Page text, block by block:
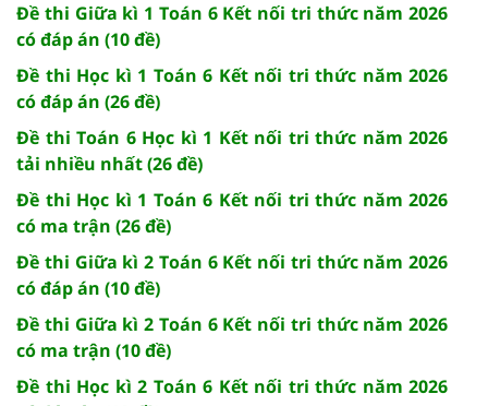
Đề thi Giữa kì 1 Toán 6 Kết nối tri thức năm 2026
có đáp án (10 đề)
Đề thi Học kì 1 Toán 6 Kết nối tri thức năm 2026
có đáp án (26 đề)
Đề thi Toán 6 Học kì 1 Kết nối tri thức năm 2026
tải nhiều nhất (26 đề)
Đề thi Học kì 1 Toán 6 Kết nối tri thức năm 2026
có ma trận (26 đề)
Đề thi Giữa kì 2 Toán 6 Kết nối tri thức năm 2026
có đáp án (10 đề)
Đề thi Giữa kì 2 Toán 6 Kết nối tri thức năm 2026
có ma trận (10 đề)
Đề thi Học kì 2 Toán 6 Kết nối tri thức năm 2026